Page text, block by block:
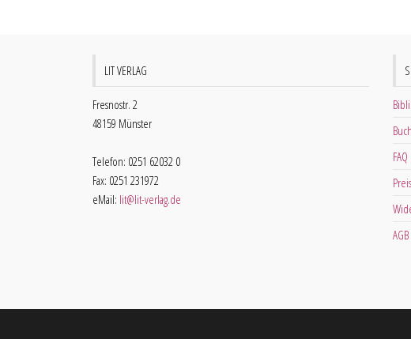
LIT VERLAG
Fresnostr. 2
48159 Münster
Telefon: 0251 62032 0
Fax: 0251 231972
eMail: lit@lit-verlag.de
FAQ
AGB